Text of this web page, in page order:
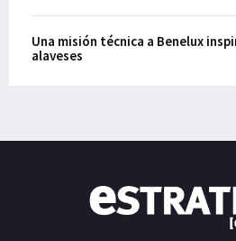
Una misión técnica a Benelux
alaveses